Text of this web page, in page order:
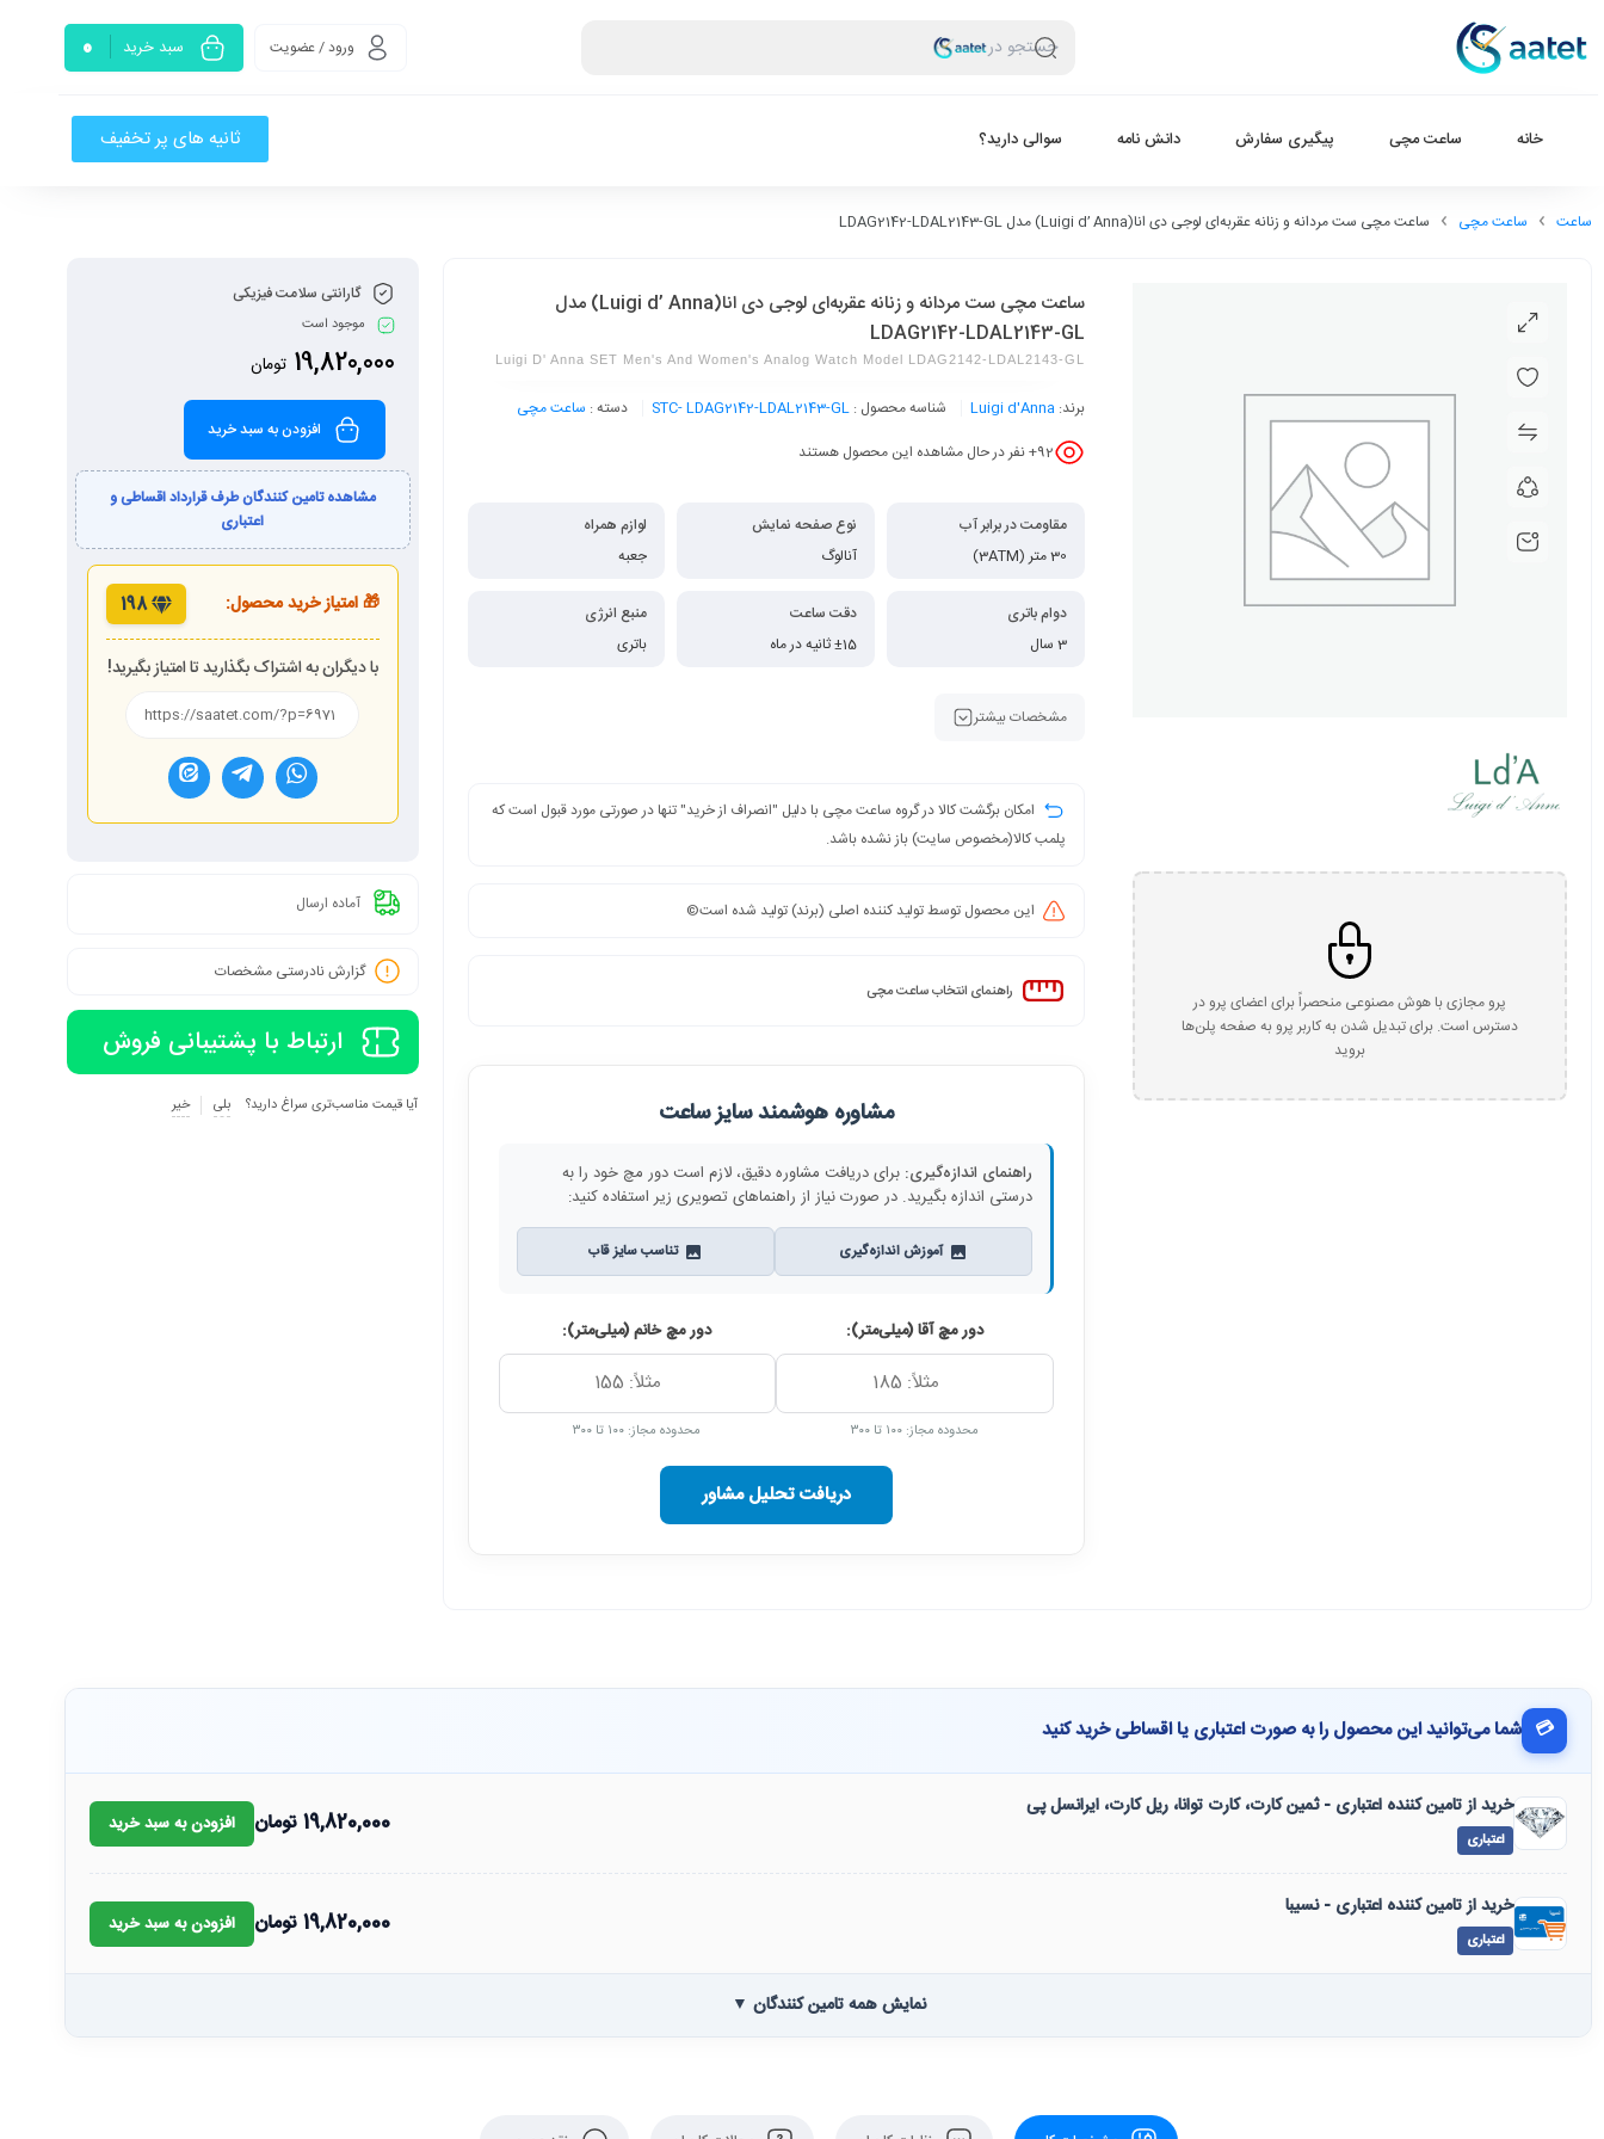
جستجو در ورود / عضویت سبد خرید 0
خانه ساعت مچی پیگیری سفارش دانش نامه سوالی دارید؟ ثانیه های پر تخفیف
ساعت ساعت مچی ساعت مچی ست مردانه و زنانه عقربه‌ای لوجی دی انا(Luigi d’ Anna) مدل LDAG2142-LDAL2143-GL
پرو مجازی با هوش مصنوعی منحصراً برای اعضای پرو در
دسترس است. برای تبدیل شدن به کاربر پرو به صفحه پلن‌ها
بروید
ساعت مچی ست مردانه و زنانه عقربه‌ای لوجی دی انا(Luigi d’ Anna) مدل
LDAG2142-LDAL2143-GL
Luigi D' Anna SET Men's And Women's Analog Watch Model LDAG2142-LDAL2143-GL
برند: Luigi d'Anna شناسه محصول : STC- LDAG2142-LDAL2143-GL دسته : ساعت مچی
92+ نفر در حال مشاهده این محصول هستند
مقاومت در برابر آب
30 متر (3ATM)
نوع صفحه نمایش
آنالوگ
لوازم همراه
جعبه
دوام باتری
3 سال
دقت ساعت
±15 ثانیه در ماه
منبع انرژی
باتری
مشخصات بیشتر
امکان برگشت کالا در گروه ساعت مچی با دلیل "انصراف از خرید" تنها در صورتی مورد قبول است که
پلمب کالا(مخصوص سایت) باز نشده باشد.
این محصول توسط تولید کننده اصلی (برند) تولید شده است©️
راهنمای انتخاب ساعت مچی
مشاوره هوشمند سایز ساعت
راهنمای اندازه‌گیری: برای دریافت مشاوره دقیق، لازم است دور مچ خود را به
درستی اندازه بگیرید. در صورت نیاز از راهنماهای تصویری زیر استفاده کنید:
آموزش اندازه‌گیری تناسب سایز قاب
دور مچ آقا (میلی‌متر):
محدوده مجاز: ۱۰۰ تا ۳۰۰
دور مچ خانم (میلی‌متر):
محدوده مجاز: ۱۰۰ تا ۳۰۰
دریافت تحلیل مشاور
گارانتی سلامت فیزیکی
موجود است
19,820,000 تومان
افزودن به سبد خرید
مشاهده تامین کنندگان طرف قرارداد اقساطی و
اعتباری
🎁 امتیاز خرید محصول: 198
با دیگران به اشتراک بگذارید تا امتیاز بگیرید!
آماده ارسال
گزارش نادرستی مشخصات
ارتباط با پشتیبانی فروش
آیا قیمت مناسب‌تری سراغ دارید؟ بلی خیر
💳 شما می‌توانید این محصول را به صورت اعتباری یا اقساطی خرید کنید
خرید از تامین کننده اعتباری - ثمین کارت، کارت توانا، ریل کارت، ایرانسل پی
اعتباری
19,820,000تومان افزودن به سبد خرید
خرید از تامین کننده اعتباری - نسیبا
اعتباری
19,820,000تومان افزودن به سبد خرید
نمایش همه تامین کنندگان ▼